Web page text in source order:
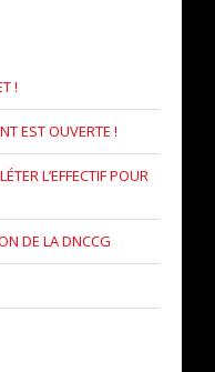
!
EST OUVERTE !
L’EFFECTIF POUR
DE LA DNCCG